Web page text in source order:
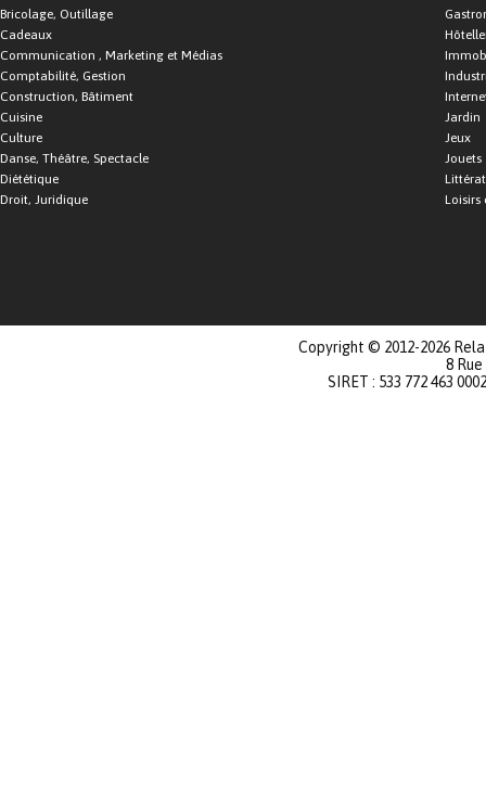
Bricolage, Outillage
Cadeaux
Communication , Marketing et Médias
Comptabilité, Gestion
Construction, Bâtiment
Cuisine
Culture
Danse, Théâtre, Spectacle
Diététique
Droit, Juridique
Jardin
Jeux
Jouets
Loisirs
Copyright © 2012-2026
8
SIRET : 533 772 463